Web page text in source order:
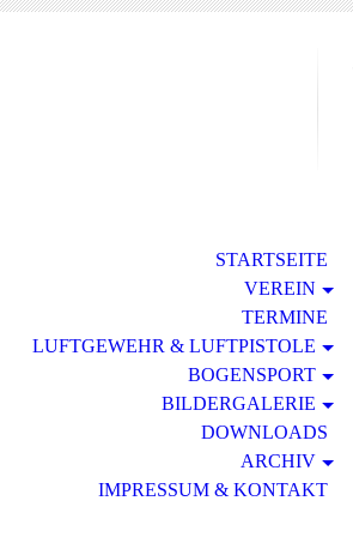
STARTSEITE
VEREIN
TERMINE
LUFTGEWEHR & LUFTPISTOLE
BOGENSPORT
BILDERGALERIE
DOWNLOADS
ARCHIV
IMPRESSUM & KONTAKT